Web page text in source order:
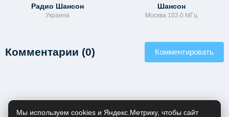
Радио Шансон
Украина
Шансон
Москва 103.0 МГц
Комментарии (0) Комментировать
Мы используем cookies и Яндекс.Метрику, чтобы сайт